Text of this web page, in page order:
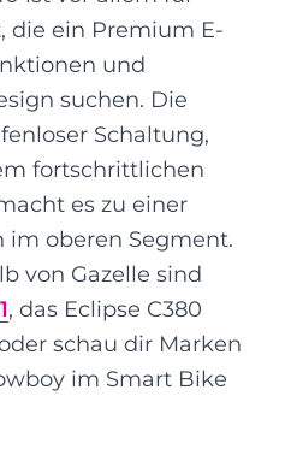
die ein Premium E-
und
suchen. Die
Schaltung,
fortschrittlichen
es zu einer
im oberen Segment.
von Gazelle sind
, das Eclipse C380
schau dir Marken
im Smart Bike